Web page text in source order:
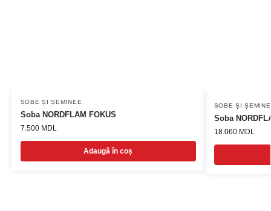
SOBE ȘI ȘEMINEE
Soba NORDFLAM FOKUS
7.500 MDL
Adaugă în coș
SOBE ȘI
Soba
18.060 MDL